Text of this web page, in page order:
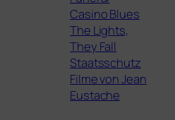
Casino Blues
The Lights,
They Fall
Staatsschutz
Filme von Jean
Eustache